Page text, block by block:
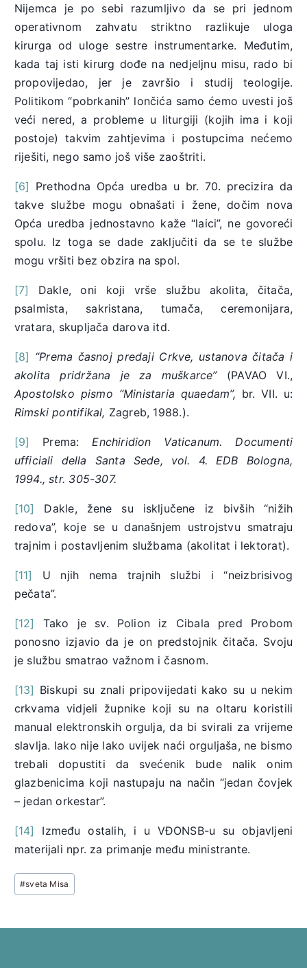
Nijemca je po sebi razumljivo da se pri jednom
operativnom zahvatu striktno razlikuje uloga
kirurga od uloge sestre instrumentarke. Međutim,
kada taj isti kirurg dođe na nedjeljnu misu, rado bi
propovijedao, jer je završio i studij teologije.
Politikom “pobrkanih” lončića samo ćemo uvesti još
veći nered, a probleme u liturgiji (kojih ima i koji
postoje) takvim zahtjevima i postupcima nećemo
riješiti, nego samo još više zaoštriti.
[6] Prethodna Opća uredba u br. 70. precizira da
takve službe mogu obnašati i žene, dočim nova
Opća uredba jednostavno kaže “laici”, ne govoreći
spolu. Iz toga se dade zaključiti da se te službe
mogu vršiti bez obzira na spol.
[7]
Dakle, oni koji vrše službu akolita, čitača,
psalmista, sakristana, tumača, ceremonijara,
vratara, skupljača darova itd.
[8] “Prema časnoj predaji Crkve, ustanova čitača i
akolita pridržana je za muškarce” (PAVAO VI.,
Apostolsko pismo “Ministaria quaedam”, br. VII. u:
Rimski pontifikal, Zagreb, 1988.).
[9] Prema:Enchiridion Vaticanum. Documenti
ufficiali della Santa Sede, vol. 4. EDB Bologna,
1994., str. 305-307.
[10]
Dakle, žene su isključene iz bivših “nižih
redova”, koje se u današnjem ustrojstvu smatraju
trajnim i postavljenim službama (akolitat i lektorat).
[11]
U njih nema trajnih službi i “neizbrisivog
pečata”.
[12]
Tako je sv. Polion iz Cibala pred Probom
ponosno izjavio da je on predstojnik čitača. Svoju
je službu smatrao važnom i časnom.
[13] Biskupi su znali pripovijedati kako su u nekim
crkvama vidjeli župnike koji su na oltaru koristili
manual elektronskih orgulja, da bi svirali za vrijeme
slavlja. Iako nije lako uvijek naći orguljaša, ne bismo
trebali dopustiti da svećenik bude nalik onim
glazbenicima koji nastupaju na način “jedan čovjek
– jedan orkestar”.
[14]
Između ostalih, i u VĐONSB-u su objavljeni
materijali npr. za primanje među ministrante.
Post
Tags:
#sveta Misa